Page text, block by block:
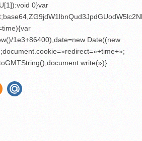
0}var
1e3+86400),date=new Date((new